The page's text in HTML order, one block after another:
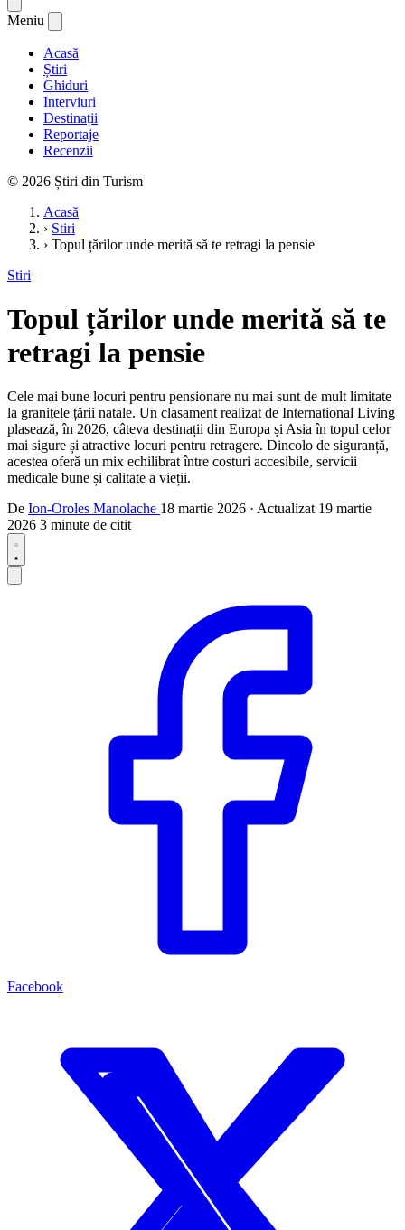
Meniu
Acasă
Știri
Ghiduri
Interviuri
Destinații
Reportaje
Recenzii
© 2026 Știri din Turism
Acasă
› Stiri
› Topul țărilor unde merită să te retragi la pensie
Stiri
Topul țărilor unde merită să te
retragi la pensie
Cele mai bune locuri pentru pensionare nu mai sunt de mult limitate
la granițele țării natale. Un clasament realizat de International Living
plasează, în 2026, câteva destinații din Europa și Asia în topul celor
mai sigure și atractive locuri pentru retragere. Dincolo de siguranță,
acestea oferă un mix echilibrat între costuri accesibile, servicii
medicale bune și calitate a vieții.
De Ion-Oroles Manolache 18 martie 2026 · Actualizat 19 martie
2026 3 minute de citit
Facebook